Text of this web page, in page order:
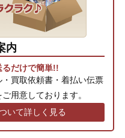
内
るだけで簡単!!
買取依頼書・着払い伝票
用意しております。
いて詳しく見る